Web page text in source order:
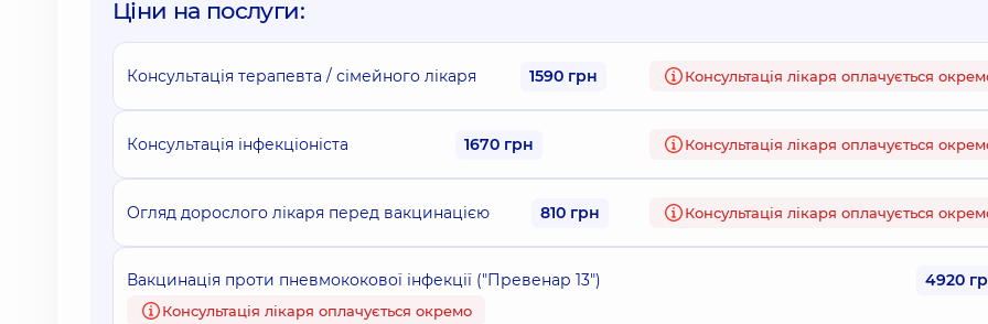
Ціни на послуги:
Консультація терапевта / сімейного лікаря 1590 грн Консультація лікаря оплачується
Консультація інфекціоніста 1670 грн Консультація лікаря оплачується
Огляд дорослого лікаря перед вакцинацією 810 грн Консультація лікаря оплачується
Вакцинація проти пневмококової інфекції ("Превенар 13") 4920
Консультація лікаря оплачується окремо